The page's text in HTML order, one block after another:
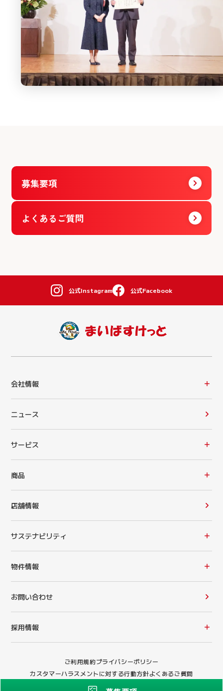
募集要項
よくあるご質問
公式Instagram 公式Facebook
会社情報
ニュース
サービス
商品
店舗情報
サステナビリティ
物件情報
お問い合わせ
採用情報
ご利用規約プライバシーポリシー
カスタマーハラスメントに対する行動方針よくあるご質問